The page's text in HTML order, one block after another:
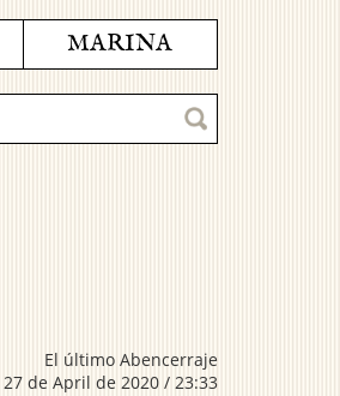
MARINA
El último Abencerraje
27 de April de 2020 / 23:33